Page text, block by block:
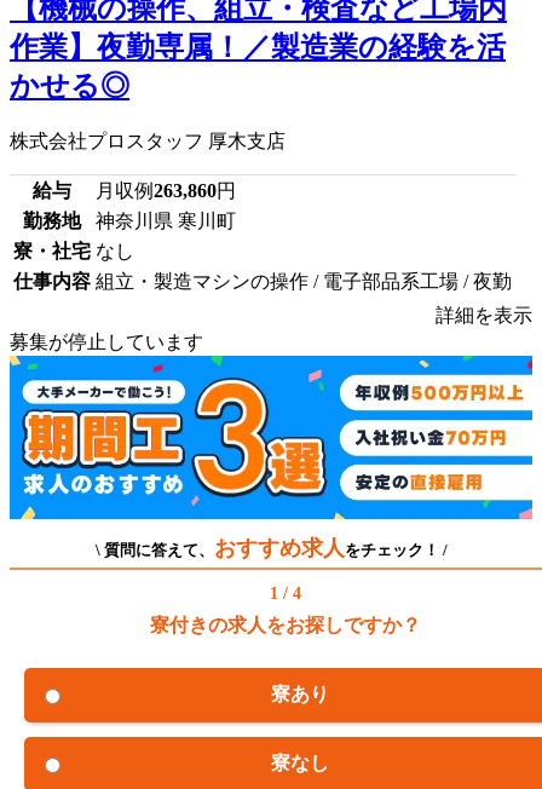
【機械の操作、組立・検査など工場内
作業】夜勤専属！／製造業の経験を活
かせる◎
株式会社プロスタッフ 厚木支店
給与 月収例263,860円
勤務地
神奈川県 寒川町
寮・社宅 なし
仕事内容 組立・製造マシンの操作 / 電子部品系工場 / 夜勤
詳細を表示
募集が停止しています
\ 質問に答えて、 おすすめ求人 をチェック！ /
1 / 4
寮付きの求人をお探しですか？
寮あり
寮なし